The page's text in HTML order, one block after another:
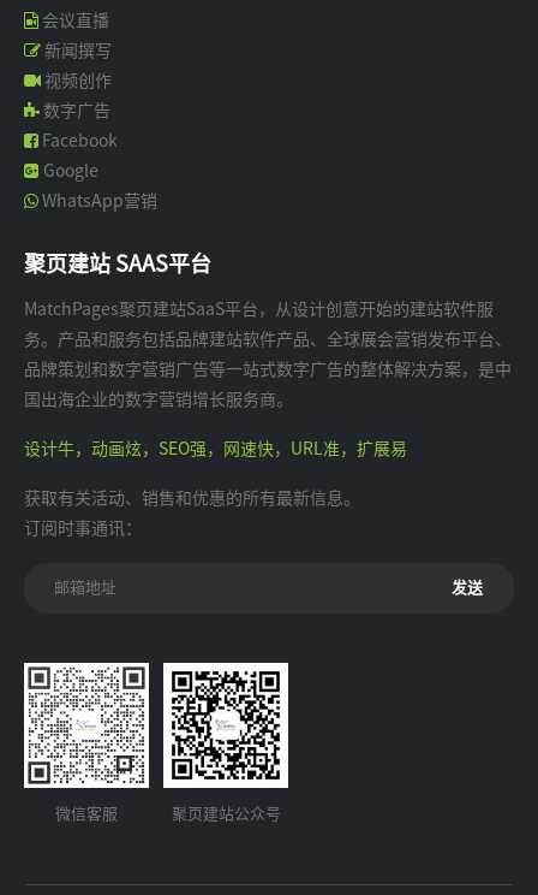
会议直播
新闻撰写
视频创作
数字广告
Facebook
Google
WhatsApp营销
聚页建站 SAAS平台
MatchPages聚页建站SaaS平台，从设计创意开始的建站软件服
务。产品和服务包括品牌建站软件产品、全球展会营销发布平台、
品牌策划和数字营销广告等一站式数字广告的整体解决方案，是中
国出海企业的数字营销增长服务商。
设计牛，动画炫，SEO强，网速快，URL准，扩展易
获取有关活动、销售和优惠的所有最新信息。
订阅时事通讯：
发送
微信客服 聚页建站公众号